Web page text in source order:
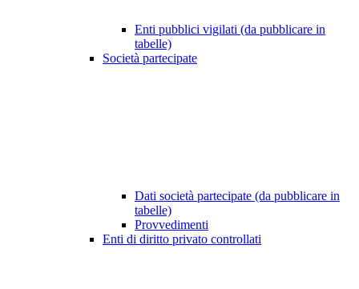
Enti pubblici vigilati (da pubblicare in
tabelle)
Società partecipate
Dati società partecipate (da pubblicare in
tabelle)
Provvedimenti
Enti di diritto privato controllati